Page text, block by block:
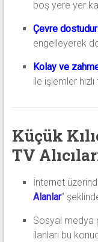
boş yere yer
Çevre
engelleyerek
Kolay ve
ile işlemler
Küçük
TV
İnternet
Alanlar”
Sosyal medya
ilanları bu